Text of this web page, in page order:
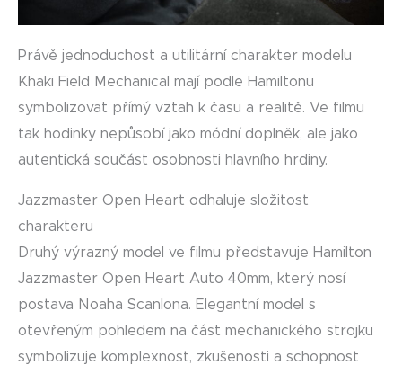
Právě jednoduchost a utilitární charakter modelu
Khaki Field Mechanical mají podle Hamiltonu
symbolizovat přímý vztah k času a realitě. Ve filmu
tak hodinky nepůsobí jako módní doplněk, ale jako
autentická součást osobnosti hlavního hrdiny.
Jazzmaster Open Heart odhaluje složitost
charakteru
Druhý výrazný model ve filmu představuje Hamilton
Jazzmaster Open Heart Auto 40mm, který nosí
postava Noaha Scanlona. Elegantní model s
otevřeným pohledem na část mechanického strojku
symbolizuje komplexnost, zkušenosti a schopnost